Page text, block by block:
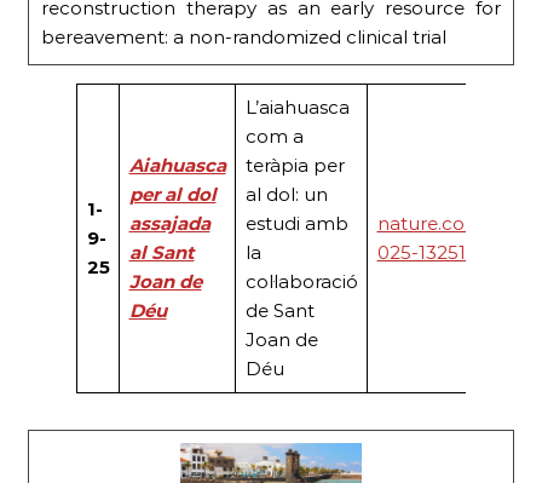
reconstruction therapy as an early resource for
bereavement: a non-randomized clinical trial
1-
9-
25
Aiahuasca
per al dol
assajada
al Sant
Joan de
Déu
L’aiahuasca
com a
teràpia per
al dol: un
estudi amb
la
col·laboració
de Sant
Joan de
Déu
nature.com/
025-13251-5